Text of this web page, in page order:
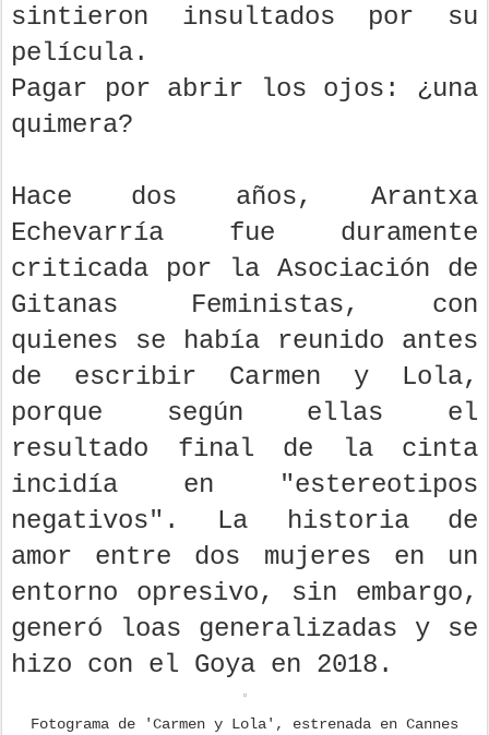
sintieron insultados por su
película.
Pagar por abrir los ojos: ¿una
quimera?
Hace dos años, Arantxa
Echevarría fue duramente
criticada por la Asociación de
Gitanas Feministas, con
quienes se había reunido antes
de escribir Carmen y Lola,
porque según ellas el
resultado final de la cinta
incidía en "estereotipos
negativos". La historia de
amor entre dos mujeres en un
entorno opresivo, sin embargo,
generó loas generalizadas y se
hizo con el Goya en 2018.
Fotograma de 'Carmen y Lola', estrenada en Cannes